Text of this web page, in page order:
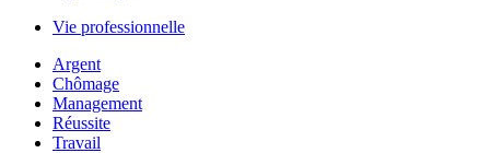
Vie professionnelle
Argent
Chômage
Management
Réussite
Travail